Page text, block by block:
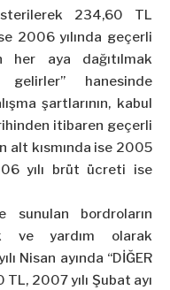
234,60 TL
2006 yılında geçerli
her aya dağıtılmak
hanesinde
şartlarının, kabul
itibaren geçerli
alt kısmında ise 2005
yılı brüt ücreti ise
bordroların
ve yardım olarak
Nisan ayında “DİĞER
2007 yılı Şubat ayı